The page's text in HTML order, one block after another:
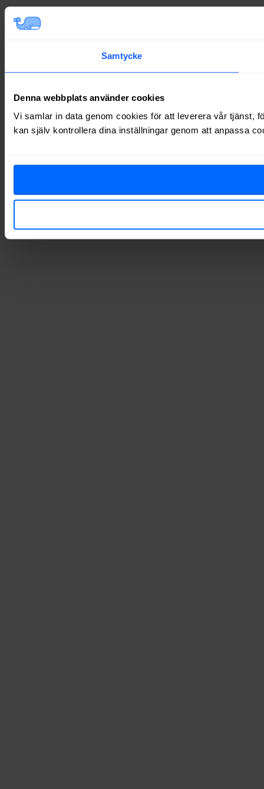
Samtycke
Denna webbplats använder cookies
Vi samlar in data genom cookies för att leverera vår tjänst,
kan själv kontrollera dina inställningar genom att anpassa